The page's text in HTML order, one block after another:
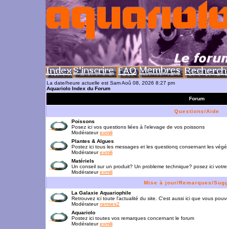
La date/heure actuelle est Sam Aoû 08, 2026 8:27 pm
Aquariolo Index du Forum
Forum
Questions/Aide
Poissons
Posez ici vos questions liées à l'elevage de vos poissons
Modérateurexmili
Plantes & Algues
Postez ici tous les messages et les questionq consernant les
Modérateurexmili
Matériels
Un conseil sur un produit? Un probleme technique? posez ici
Modérateurexmili
Mise à jour/Remarques/
La Galaxie Aquariophile
Retrouvez ici toute l'actualité du site. C'est aussi ici que vous
Modérateurramses2
Aquariolo
Postez ici toutes vos remarques concernant le forum
Modérateurexmili